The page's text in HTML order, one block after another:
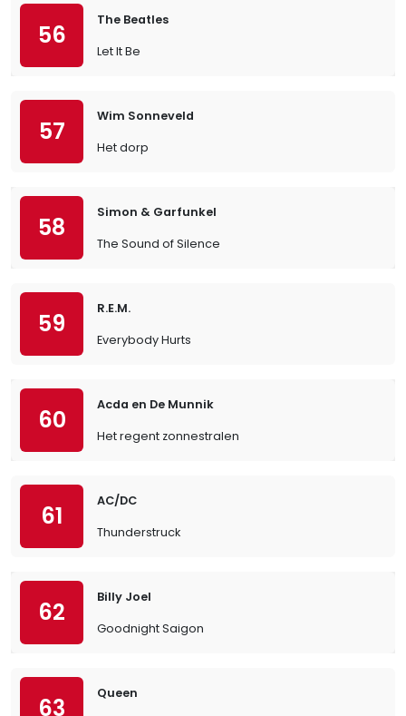
56
The Beatles
Let It Be
57
Wim Sonneveld
Het dorp
58
Simon & Garfunkel
The Sound of Silence
59
R.E.M.
Everybody Hurts
60
Acda en De Munnik
Het regent zonnestralen
61
AC/DC
Thunderstruck
62
Billy Joel
Goodnight Saigon
63
Queen